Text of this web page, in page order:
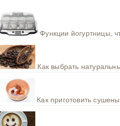
Функции йогуртницы,
Как выбрать
Как приготовить